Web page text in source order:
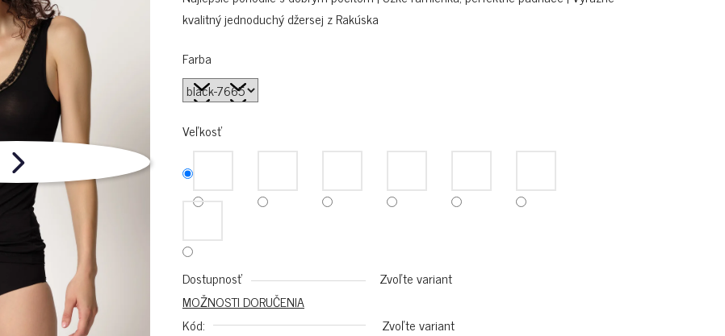
kvalitný jednoduchý džersej z Rakúska
Farba
Veľkosť
Dostupnosť
Zvoľte variant
MOŽNOSTI DORUČENIA
Kód:
Zvoľte variant